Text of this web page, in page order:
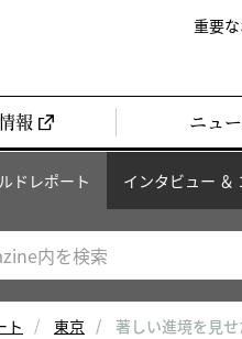
重要
報 ニュ
ドレポート インタビュー ＆
ト 東京 著しい進境を見